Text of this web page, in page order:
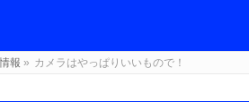
報 » カメラはやっぱりいいもので！